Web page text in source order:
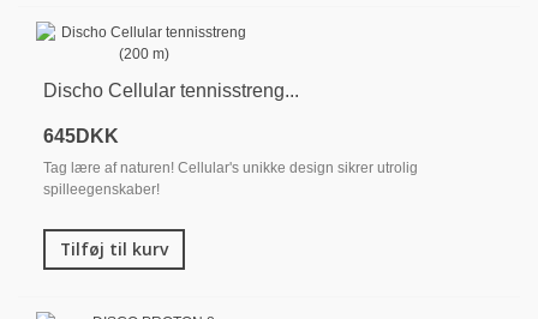
Discho Cellular tennisstreng...
645DKK
Tag lære af naturen! Cellular's unikke design sikrer utrolig
spilleegenskaber!
Tilføj til kurv